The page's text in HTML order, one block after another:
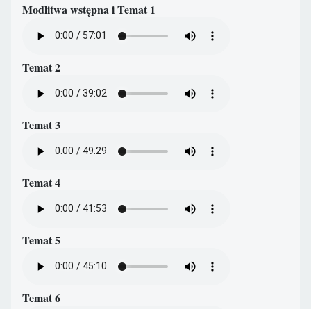
Modlitwa wstępna i Temat 1
Temat 2
Temat 3
Temat 4
Temat 5
Temat 6